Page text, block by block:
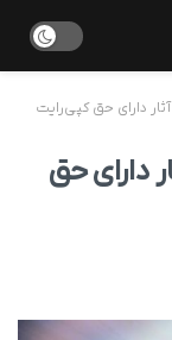
دارای حق کپی‌رایت
دارای حق